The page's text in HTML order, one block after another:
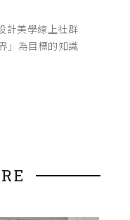
計美學線上社群
」為目標的知識